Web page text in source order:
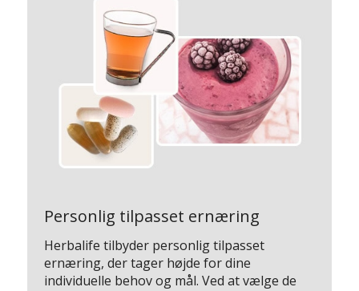
Personlig tilpasset ernæring
Herbalife tilbyder personlig tilpasset
ernæring, der tager højde for dine
individuelle behov og mål. Ved at vælge de